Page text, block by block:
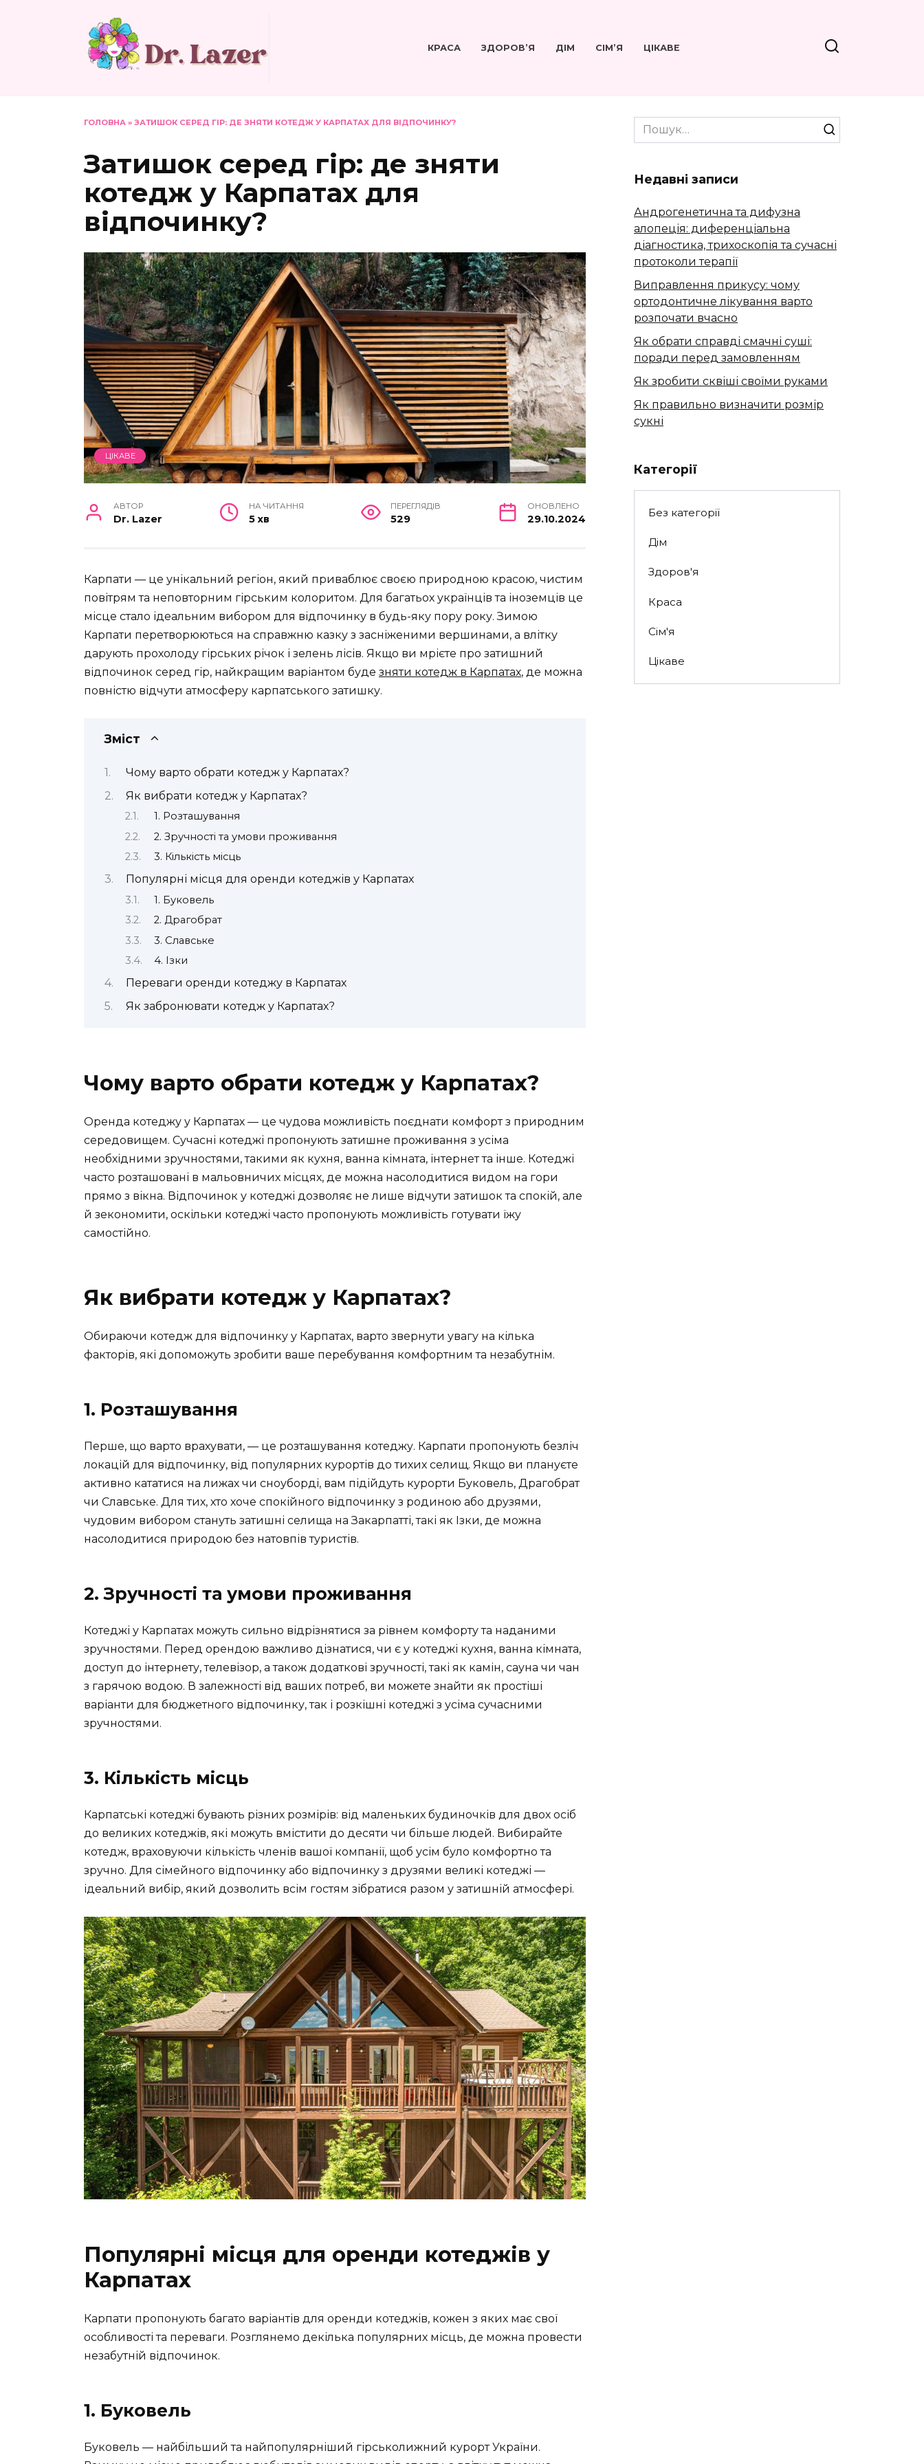
КРАСА ЗДОРОВ’Я ДІМ СІМ’Я ЦІКАВЕ
ГОЛОВНА » ЗАТИШОК СЕРЕД ГІР: ДЕ ЗНЯТИ КОТЕДЖ У КАРПАТАХ ДЛЯ ВІДПОЧИНКУ?
Затишок серед гір: де зняти
котедж у Карпатах для
відпочинку?
ЦІКАВЕ
АВТОР
Dr. Lazer
НА ЧИТАННЯ
5 хв
ПЕРЕГЛЯДІВ
529
ОНОВЛЕНО
29.10.2024
Карпати — це унікальний регіон, який приваблює своєю природною красою, чистим
повітрям та неповторним гірським колоритом. Для багатьох українців та іноземців це
місце стало ідеальним вибором для відпочинку в будь-яку пору року. Зимою
Карпати перетворюються на справжню казку з засніженими вершинами, а влітку
дарують прохолоду гірських річок і зелень лісів. Якщо ви мрієте про затишний
відпочинок серед гір, найкращим варіантом буде зняти котедж в Карпатах, де можна
повністю відчути атмосферу карпатського затишку.
Зміст
Чому варто обрати котедж у Карпатах?
Як вибрати котедж у Карпатах?
1. Розташування
2. Зручності та умови проживання
3. Кількість місць
Популярні місця для оренди котеджів у Карпатах
1. Буковель
2. Драгобрат
3. Славське
4. Ізки
Переваги оренди котеджу в Карпатах
Як забронювати котедж у Карпатах?
Чому варто обрати котедж у Карпатах?
Оренда котеджу у Карпатах — це чудова можливість поєднати комфорт з природним
середовищем. Сучасні котеджі пропонують затишне проживання з усіма
необхідними зручностями, такими як кухня, ванна кімната, інтернет та інше. Котеджі
часто розташовані в мальовничих місцях, де можна насолодитися видом на гори
прямо з вікна. Відпочинок у котеджі дозволяє не лише відчути затишок та спокій, але
й зекономити, оскільки котеджі часто пропонують можливість готувати їжу
самостійно.
Як вибрати котедж у Карпатах?
Обираючи котедж для відпочинку у Карпатах, варто звернути увагу на кілька
факторів, які допоможуть зробити ваше перебування комфортним та незабутнім.
1. Розташування
Перше, що варто врахувати, — це розташування котеджу. Карпати пропонують безліч
локацій для відпочинку, від популярних курортів до тихих селищ. Якщо ви плануєте
активно кататися на лижах чи сноуборді, вам підійдуть курорти Буковель, Драгобрат
чи Славське. Для тих, хто хоче спокійного відпочинку з родиною або друзями,
чудовим вибором стануть затишні селища на Закарпатті, такі як Ізки, де можна
насолодитися природою без натовпів туристів.
2. Зручності та умови проживання
Котеджі у Карпатах можуть сильно відрізнятися за рівнем комфорту та наданими
зручностями. Перед орендою важливо дізнатися, чи є у котеджі кухня, ванна кімната,
доступ до інтернету, телевізор, а також додаткові зручності, такі як камін, сауна чи чан
з гарячою водою. В залежності від ваших потреб, ви можете знайти як простіші
варіанти для бюджетного відпочинку, так і розкішні котеджі з усіма сучасними
зручностями.
3. Кількість місць
Карпатські котеджі бувають різних розмірів: від маленьких будиночків для двох осіб
до великих котеджів, які можуть вмістити до десяти чи більше людей. Вибирайте
котедж, враховуючи кількість членів вашої компанії, щоб усім було комфортно та
зручно. Для сімейного відпочинку або відпочинку з друзями великі котеджі —
ідеальний вибір, який дозволить всім гостям зібратися разом у затишній атмосфері.
Популярні місця для оренди котеджів у
Карпатах
Карпати пропонують багато варіантів для оренди котеджів, кожен з яких має свої
особливості та переваги. Розглянемо декілька популярних місць, де можна провести
незабутній відпочинок.
1. Буковель
Буковель — найбільший та найпопулярніший гірськолижний курорт України.
Search
for:
Недавні записи
Андрогенетична та дифузна
алопеція: диференціальна
діагностика, трихоскопія та сучасні
протоколи терапії
Виправлення прикусу: чому
ортодонтичне лікування варто
розпочати вчасно
Як обрати справді смачні суші:
поради перед замовленням
Як зробити сквіші своїми руками
Як правильно визначити розмір
сукні
Категорії
Без категорії
Дім
Здоров'я
Краса
Сім'я
Цікаве